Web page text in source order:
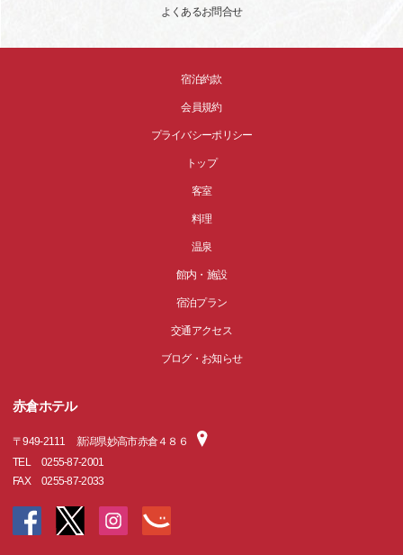
よくあるお問合せ
宿泊約款
会員規約
プライバシーポリシー
トップ
客室
料理
温泉
館内・施設
宿泊プラン
交通アクセス
ブログ・お知らせ
赤倉ホテル
〒949-2111
新潟県妙高市赤倉４８６
TEL
0255-87-2001
FAX
0255-87-2033